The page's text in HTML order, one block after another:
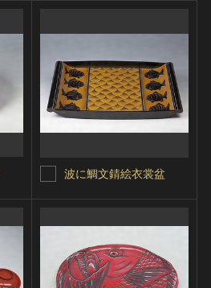
波に鯛文錆絵衣裳盆